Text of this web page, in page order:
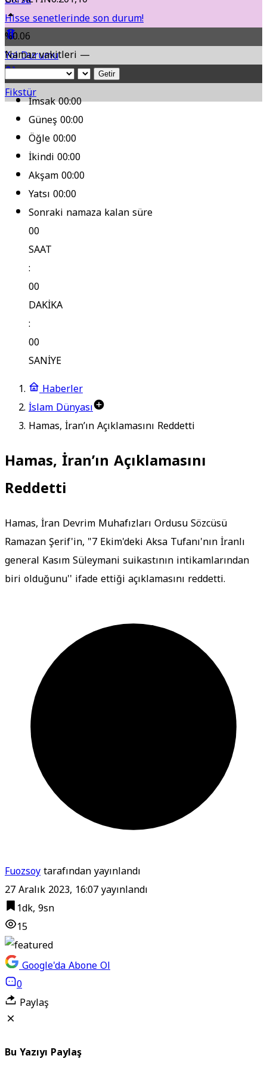
Hisse senetlerinde son durum!
Yol Durumu
Fikstür
%0.06
Namaz vakitleri —
Getir
İmsak00:00
Güneş00:00
Öğle00:00
İkindi00:00
Akşam00:00
Yatsı00:00
Sonraki namaza kalan süre
00
SAAT
:
00
DAKİKA
:
00
SANİYE
Haberler
İslam Dünyası
Hamas, İran’ın Açıklamasını Reddetti
Hamas, İran’ın Açıklamasını
Reddetti
Hamas, İran Devrim Muhafızları Ordusu Sözcüsü
Ramazan Şerif'in, "7 Ekim'deki Aksa Tufanı'nın İranlı
general Kasım Süleymani suikastının intikamlarından
biri olduğunu'' ifade ettiği açıklamasını reddetti.
Fuozsoytarafından yayınlandı
27 Aralık 2023, 16:07yayınlandı
1dk, 9sn
15
Google'da Abone Ol
0
Paylaş
Bu Yazıyı Paylaş